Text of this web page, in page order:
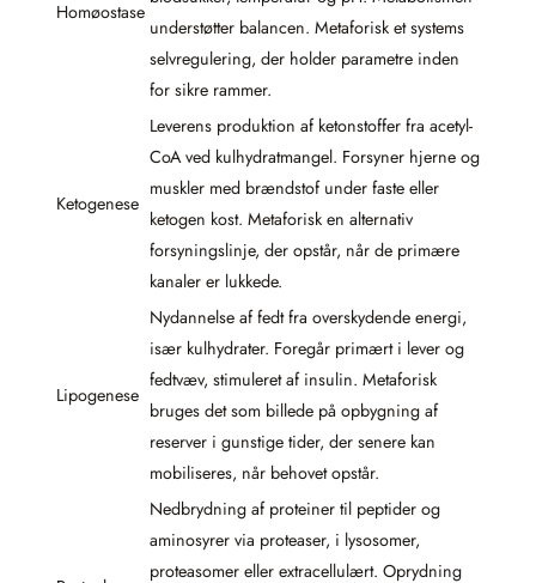
Homøostase
understøtter balancen. Metaforisk et systems
selvregulering, der holder parametre inden
for sikre rammer.
Ketogenese
Leverens produktion af ketonstoffer fra acetyl-
CoA ved kulhydratmangel. Forsyner hjerne og
muskler med brændstof under faste eller
ketogen kost. Metaforisk en alternativ
forsyningslinje, der opstår, når de primære
kanaler er lukkede.
Lipogenese
Nydannelse af fedt fra overskydende energi,
især kulhydrater. Foregår primært i lever og
fedtvæv, stimuleret af insulin. Metaforisk
bruges det som billede på opbygning af
reserver i gunstige tider, der senere kan
mobiliseres, når behovet opstår.
Nedbrydning af proteiner til peptider og
aminosyrer via proteaser, i lysosomer,
proteasomer eller extracellulært. Oprydning